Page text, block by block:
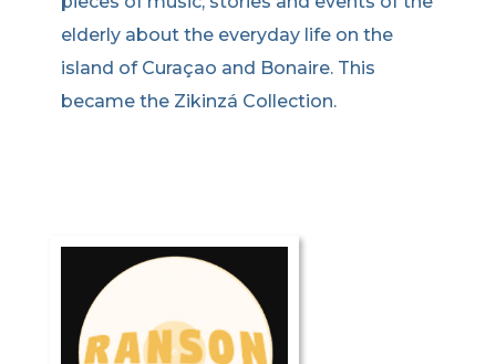
elderly about the everyday life on the
island of Curaçao and Bonaire. This
became the Zikinzá Collection.